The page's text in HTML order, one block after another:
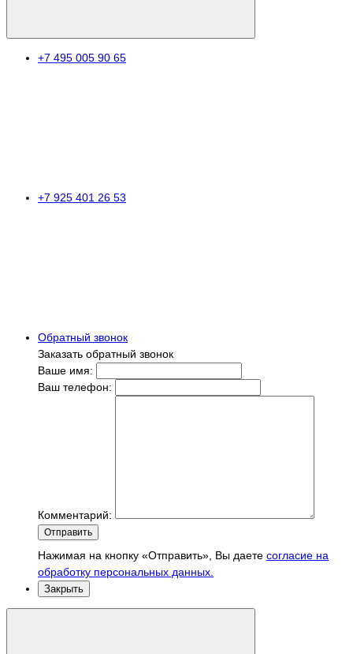
+7 495 005 90 65
+7 925 401 26 53
Обратный звонок
Заказать обратный звонок
Ваше имя:
Ваш телефон:
Комментарий:
Отправить
Нажимая на кнопку «Отправить», Вы даете согласие на
обработку персональных данных.
Закрыть